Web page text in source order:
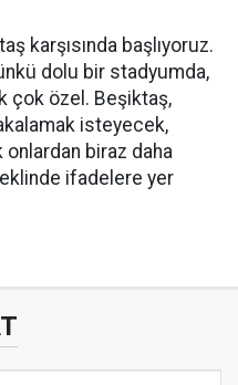
karşısında başlıyoruz.
dolu bir stadyumda,
çok özel. Beşiktaş,
isteyecek,
onlardan biraz daha
ifadelere yer